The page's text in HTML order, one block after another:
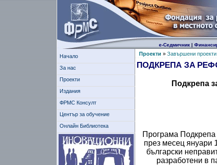
е-Седмичник|
Начало
За нас
Проекти
Издания
ФРМС Консулт
Център за обучение
Онлайн Библиотека
Проекти » Завършени проекти
ПОДКРЕПА ЗA
Подкрепа
Програма
през месец януари
български
разработени в